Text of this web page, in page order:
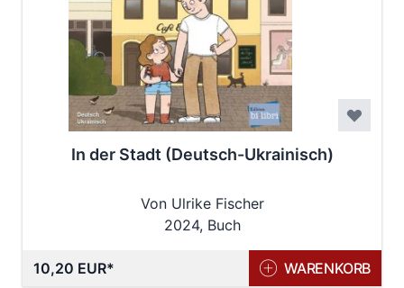
In der Stadt (Deutsch-Ukrainisch)
Von Ulrike Fischer
2024, Buch
10,20 EUR WARENKORB